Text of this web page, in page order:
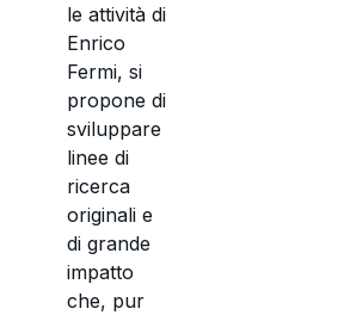
le attività di
Enrico
Fermi, si
propone di
sviluppare
linee di
ricerca
originali e
di grande
impatto
che, pur